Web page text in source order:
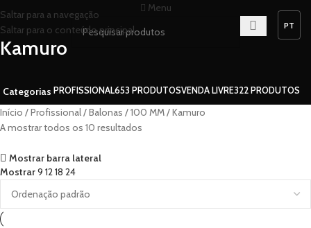
Saltar para a navegação
Saltar para o conteúdo principal
Menu
Kamuro
Categorias PROFISSIONAL653 PRODUTOSVENDA LIVRE322 PRODUTOS
Início Profissional Balonas 100 MM
Kamuro
A mostrar todos os 10 resultados
Mostrar barra lateral
Mostrar9 1218 24